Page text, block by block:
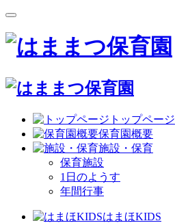
トップページ
保育園概要
施設・保育
保育施設
1日のようす
年間行事
はまほKIDS